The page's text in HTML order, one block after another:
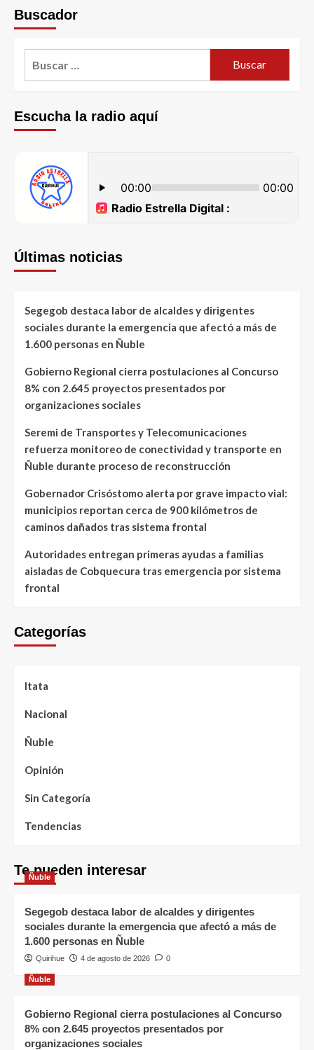
Buscador
Escucha la radio aquí
Últimas noticias
Segegob destaca labor de alcaldes y dirigentes
sociales durante la emergencia que afectó a más de
1.600 personas en Ñuble
Gobierno Regional cierra postulaciones al Concurso
8% con 2.645 proyectos presentados por
organizaciones sociales
Seremi de Transportes y Telecomunicaciones
refuerza monitoreo de conectividad y transporte en
Ñuble durante proceso de reconstrucción
Gobernador Crisóstomo alerta por grave impacto vial:
municipios reportan cerca de 900 kilómetros de
caminos dañados tras sistema frontal
Autoridades entregan primeras ayudas a familias
aisladas de Cobquecura tras emergencia por sistema
frontal
Categorías
Itata
Nacional
Ñuble
Opinión
Sin Categoría
Tendencias
Te pueden interesar
Ñuble
Segegob destaca labor de alcaldes y dirigentes
sociales durante la emergencia que afectó a más de
1.600 personas en Ñuble
Quirihue 4 de agosto de 2026 0
Ñuble
Gobierno Regional cierra postulaciones al Concurso
8% con 2.645 proyectos presentados por
organizaciones sociales